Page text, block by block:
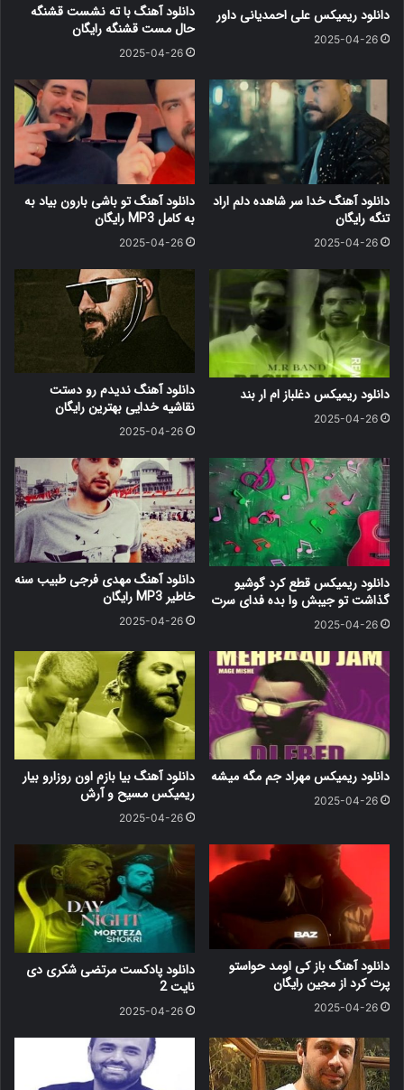
دانلود ریمیکس علی احمدیانی داور
2025-04-26
دانلود آهنگ با ته نشست قشنگه
حال مست قشنگه رایگان
2025-04-26
دانلود آهنگ خدا سر شاهده دلم اراد
تنگه رایگان
2025-04-26
دانلود آهنگ ﺗﻮ ﺑﺎﺷﻰ ﺑﺎرون ﺑﻴﺎد ﺑﻪ
ﺑﻪ کامل MP3 رایگان
2025-04-26
دانلود ریمیکس دغلباز ام ار بند
2025-04-26
دانلود آهنگ ندیدم رو دستت
نقاشیه خدایی بهترین رایگان
2025-04-26
دانلود ریمیکس قطع کرد گوشیو
گذاشت تو جیبش وا بده فدای سرت
2025-04-26
دانلود آهنگ مهدی فرجی طبیب سنه
خاطیر MP3 رایگان
2025-04-26
دانلود ریمیکس مهراد جم مگه میشه
2025-04-26
دانلود آهنگ بیا بازم اون روزارو بیار
ریمیکس مسیح و آرش
2025-04-26
دانلود آهنگ باز کی اومد حواستو
پرت کرد از مجین رایگان
2025-04-26
دانلود پادکست مرتضی شکری دی
نایت 2
2025-04-26